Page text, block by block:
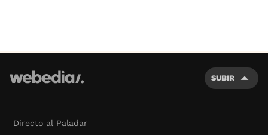
SUBIR
Directo al Paladar